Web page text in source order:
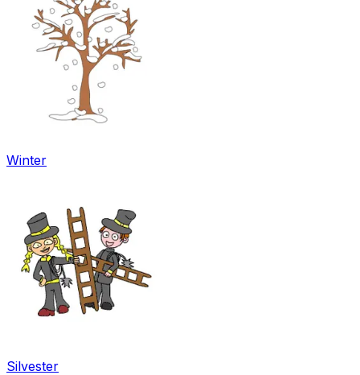
Winter
Silvester